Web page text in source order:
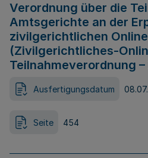
Verordnung über die
Amtsgerichte an der
zivilgerichtlichen
(Zivilgerichtliches-
Teilnahmeverordnung –
Ausfertigungsdatum
Seite 454